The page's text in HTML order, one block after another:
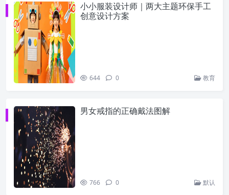
小小服装设计师｜两大主题环保手工
创意设计方案
644 0 教育
男女戒指的正确戴法图解
766 0 默认